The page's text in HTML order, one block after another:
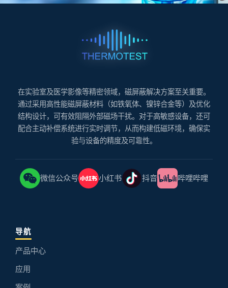
在实验室及医学影像等精密领域，磁屏蔽解决方案至关重要。
通过采用高性能磁屏蔽材料（如铁氧体、镍锌合金等）及优化
结构设计，可有效阻隔外部磁场干扰。对于高敏感设备，还可
配合主动补偿系统进行实时调节，从而构建低磁环境，确保实
验与设备的精度及可靠性。
微信公众号 小红书 抖音 哔哩哔哩
导航
产品中心
应用